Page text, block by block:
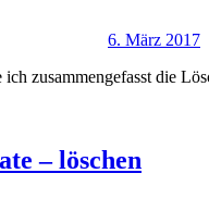
6. März 2017
ich zusammengefasst die
– löschen